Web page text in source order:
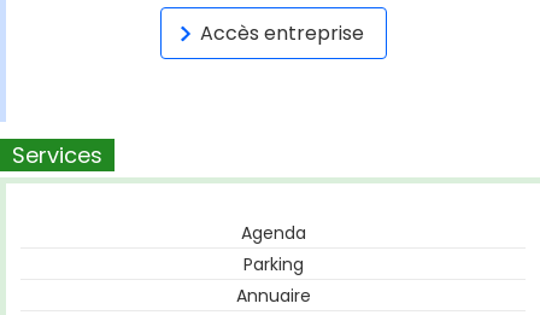
Accès entreprise
Services
Agenda
Parking
Annuaire